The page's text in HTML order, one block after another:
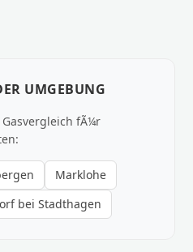
UMGEBUNG
fÃ¼r
Marklohe
bei Stadthagen